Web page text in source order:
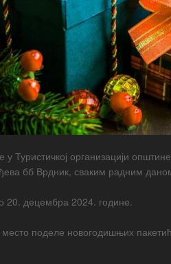
у Туристичкој организацији
бб Врдник, сваким радним
20. децембра 2024. године.
поделе новогодишњих